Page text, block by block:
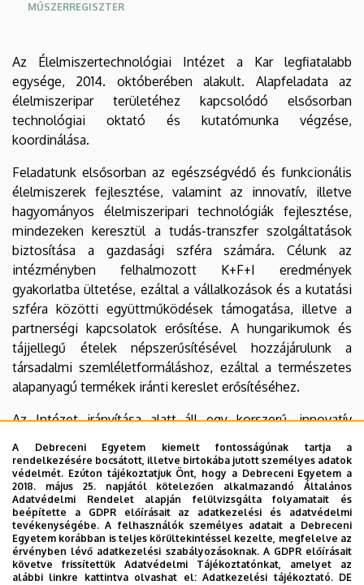
MŰSZERREGISZTER
Az Élelmiszertechnológiai Intézet a Kar legfiatalabb
egysége, 2014. októberében alakult. Alapfeladata az
élelmiszeripar területéhez kapcsolódó elsősorban
technológiai oktató és kutatómunka végzése,
koordinálása.
Feladatunk elsősorban az egészségvédő és funkcionális
élelmiszerek fejlesztése, valamint az innovatív, illetve
hagyományos élelmiszeripari technológiák fejlesztése,
mindezeken keresztül a tudás-transzfer szolgáltatások
biztosítása a gazdasági szféra számára. Célunk az
intézményben felhalmozott K+F+I eredmények
gyakorlatba ültetése, ezáltal a vállalkozások és a kutatási
szféra közötti együttműködések támogatása, illetve a
partnerségi kapcsolatok erősítése. A hungarikumok és
tájjellegű ételek népszerűsítésével hozzájárulunk a
társadalmi szemléletformáláshoz, ezáltal a természetes
alapanyagú termékek iránti kereslet erősítéséhez.
Az Intézet irányítása alatt áll egy korszerű, innovatív
gyakorlati képző- és kutatóhely. A közel 600 m2-es
épületben hat egység található: húsfeldolgozó,
tejfeldolgozó és minőség-ellenőrző tejlabor, malom,
sütő- és édesipari, száraztészta, valamint zöldség- és
gyümölcsfeldolgozó egység. Az oktatási feladatokon
túlmenően itt egészségvédő és funkcionális élelmiszerek
fejlesztése, valamint az innovatív, illetve hagyományos
élelmiszeripari technológiák bemutatása, mindezeken
A Debreceni Egyetem kiemelt fontosságúnak tartja a
rendelkezésére bocsátott, illetve birtokába jutott személyes adatok
védelmét. Ezúton tájékoztatjuk Önt, hogy a Debreceni Egyetem a
2018. május 25. napjától kötelezően alkalmazandó Általános
Adatvédelmi Rendelet alapján felülvizsgálta folyamatait és
beépítette a GDPR előírásait az adatkezelési és adatvédelmi
tevékenységébe. A felhasználók személyes adatait a Debreceni
Egyetem korábban is teljes körültekintéssel kezelte, megfelelve az
érvényben lévő adatkezelési szabályozásoknak. A GDPR előírásait
követve frissítettük Adatvédelmi Tájékoztatónkat, amelyet az
alábbi linkre kattintva olvashat el:Adatkezelési tájékoztató. DE